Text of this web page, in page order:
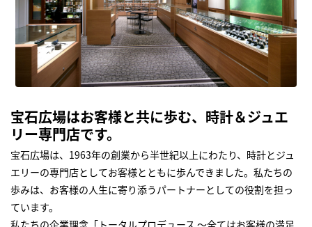
宝石広場はお客様と共に歩む、時計＆ジュエ
リー専門店です。
宝石広場は、1963年の創業から半世紀以上にわたり、時計とジュ
エリーの専門店としてお客様とともに歩んできました。私たちの
歩みは、お客様の人生に寄り添うパートナーとしての役割を担っ
ています。